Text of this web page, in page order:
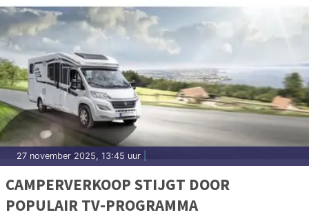
27 november 2025, 13:45 uur
CAMPERVERKOOP STIJGT DOOR
POPULAIR TV-PROGRAMMA